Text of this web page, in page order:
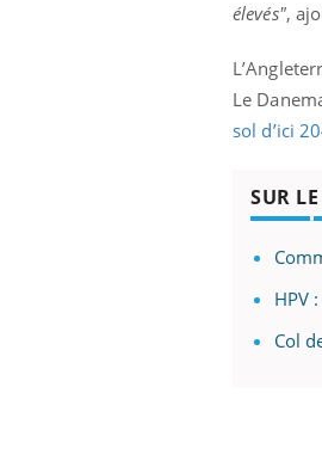
élevés",
Le
sol d’ici
SUR
HPV
Col